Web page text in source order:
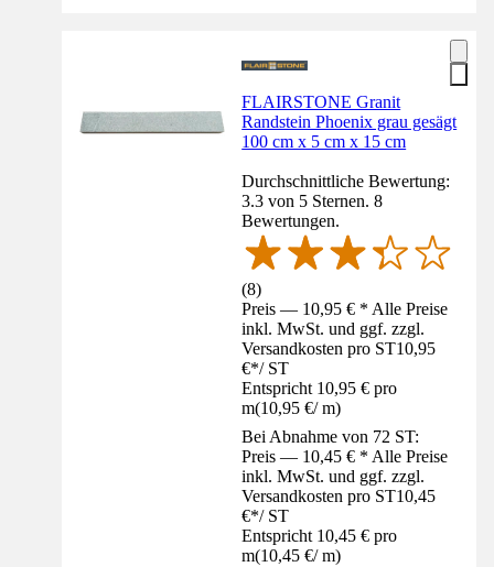
FLAIRSTONE Granit
Randstein Phoenix grau gesägt
100 cm x 5 cm x 15 cm
Durchschnittliche Bewertung:
3.3 von 5 Sternen. 8
Bewertungen.
(8)
Preis — 10,95 € * Alle Preise
inkl. MwSt. und ggf. zzgl.
Versandkosten pro ST10,95
€*/ ST
Entspricht 10,95 € pro
m(10,95 €/ m)
Bei Abnahme von 72 ST:
Preis — 10,45 € * Alle Preise
inkl. MwSt. und ggf. zzgl.
Versandkosten pro ST10,45
€*/ ST
Entspricht 10,45 € pro
m(10,45 €/ m)